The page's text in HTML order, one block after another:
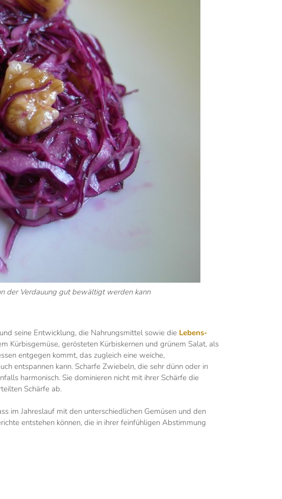
der Verdauung gut bewältigt werden kann
seine Entwicklung, die Nahrungsmittel sowie die Lebens-
Kürbisgemüse, gerösteten Kürbiskernen und grünem Salat, als
entgegen kommt, das zugleich eine weiche,
entspannen kann. Scharfe Zwiebeln, die sehr dünn oder in
harmonisch. Sie dominieren nicht mit ihrer Schärfe die
Schärfe ab.
im Jahreslauf mit den unterschiedlichen Gemüsen und den
entstehen können, die in ihrer feinfühligen Abstimmung